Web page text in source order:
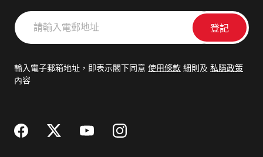
請
輸
郵
輸入電子郵箱地址，即表示閣下同意 使用條款 細則及 私隱政策
內容